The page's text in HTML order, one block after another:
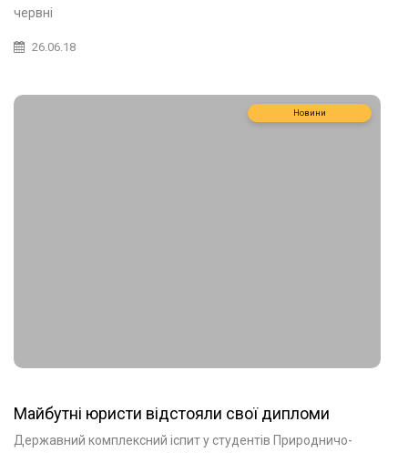
червні
26.06.18
Новини
Майбутні юристи відстояли свої дипломи
Державний комплексний іспит у студентів Природничо-